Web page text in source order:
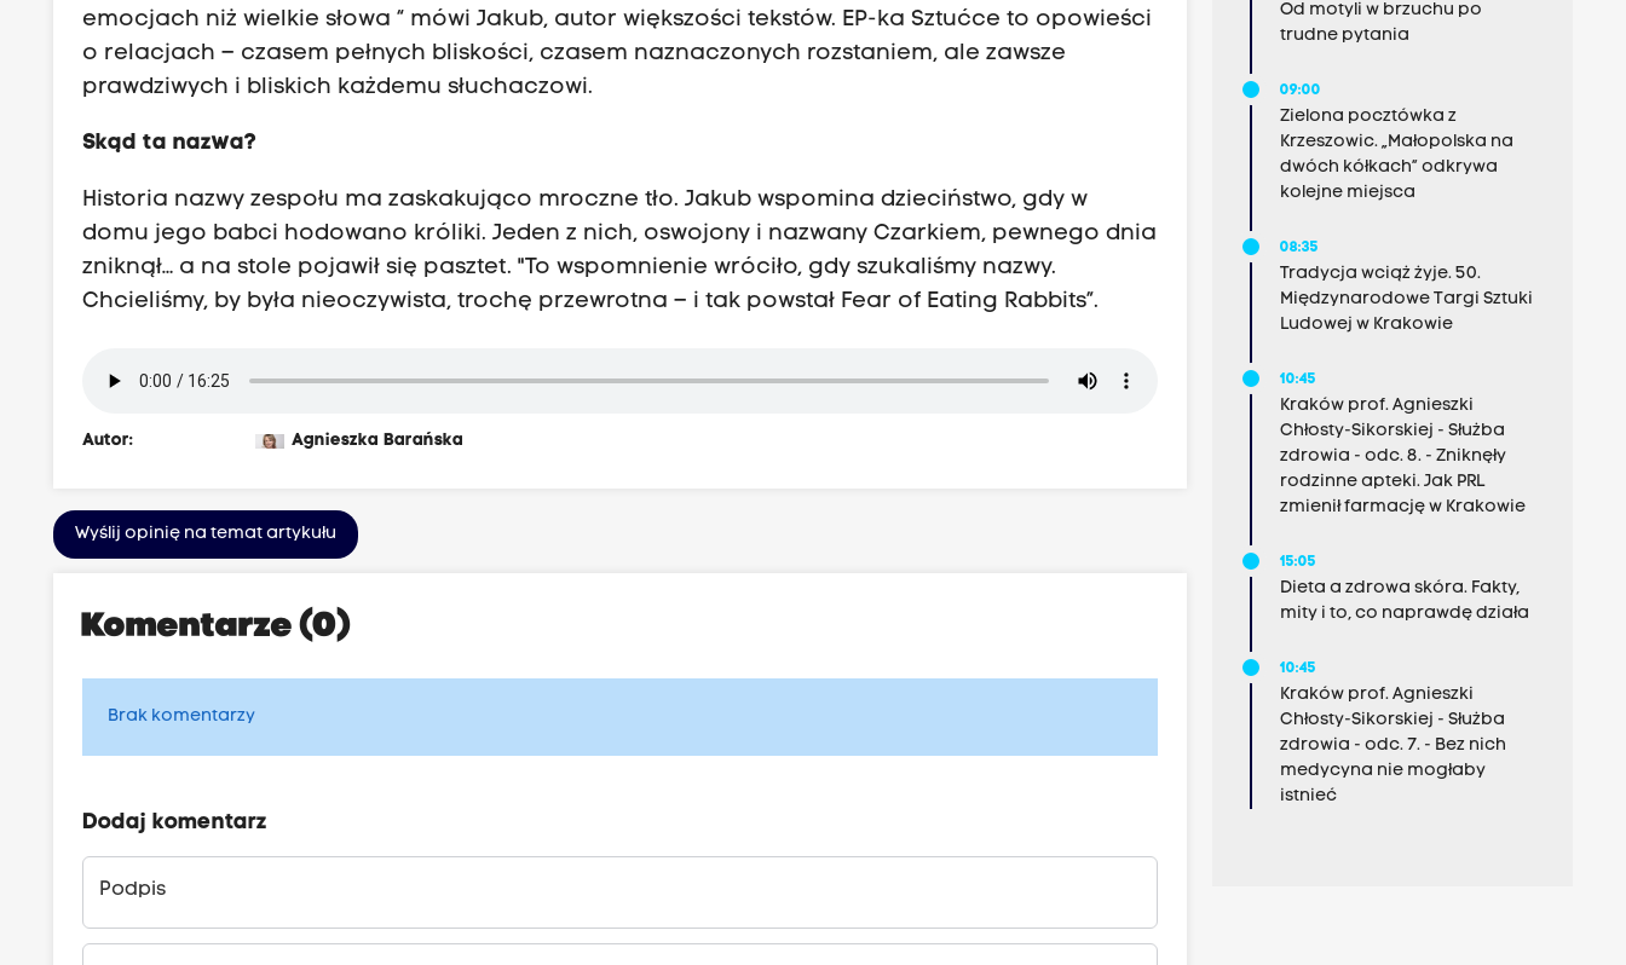
emocjach niż wielkie słowa “ mówi Jakub, autor większości tekstów. EP-ka Sztućce to opowieści
o relacjach – czasem pełnych bliskości, czasem naznaczonych rozstaniem, ale zawsze
prawdziwych i bliskich każdemu słuchaczowi.
Skąd ta nazwa?
Historia nazwy zespołu ma zaskakująco mroczne tło. Jakub wspomina dzieciństwo, gdy w
domu jego babci hodowano króliki. Jeden z nich, oswojony i nazwany Czarkiem, pewnego dnia
zniknął… a na stole pojawił się pasztet. "To wspomnienie wróciło, gdy szukaliśmy nazwy.
Chcieliśmy, by była nieoczywista, trochę przewrotna – i tak powstał Fear of Eating Rabbits”.
Autor: Agnieszka Barańska
Wyślij opinię na temat artykułu
Komentarze (0)
Brak komentarzy
Dodaj komentarz
Podpis
Od motyli w brzuchu po
trudne pytania
09:00
Zielona pocztówka z
Krzeszowic. „Małopolska na
dwóch kółkach” odkrywa
kolejne miejsca
08:35
Tradycja wciąż żyje. 50.
Międzynarodowe Targi Sztuki
Ludowej w Krakowie
10:45
Kraków prof. Agnieszki
Chłosty-Sikorskiej - Służba
zdrowia - odc. 8. - Zniknęły
rodzinne apteki. Jak PRL
zmienił farmację w Krakowie
15:05
Dieta a zdrowa skóra. Fakty,
mity i to, co naprawdę działa
10:45
Kraków prof. Agnieszki
Chłosty-Sikorskiej - Służba
zdrowia - odc. 7. - Bez nich
medycyna nie mogłaby
istnieć